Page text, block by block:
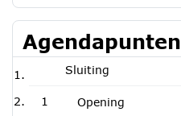
Agendapunten
Sluiting
1 Opening